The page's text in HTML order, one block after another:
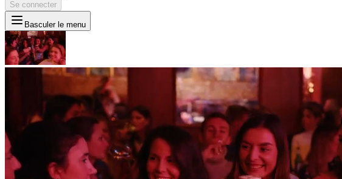
Se connecter
Basculer le menu